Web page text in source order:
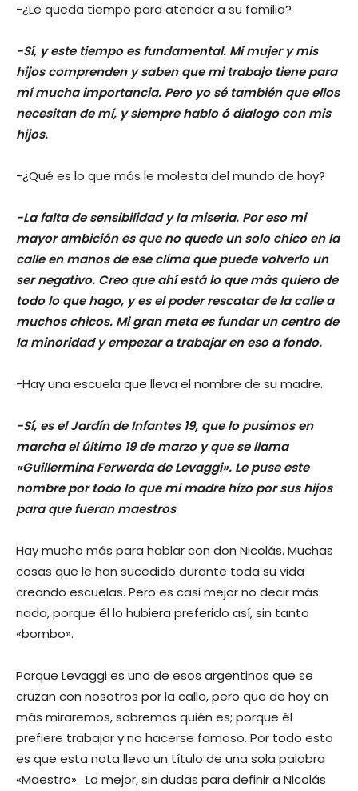
-¿Le queda tiempo para atender a su familia?
-Sí, y este tiempo es fundamental. Mi mujer y mis
hijos comprenden y saben que mi trabajo tiene para
mí mucha importancia. Pero yo sé también que ellos
necesitan de mí, y siempre hablo ó dialogo con mis
hijos.
-¿Qué es lo que más le molesta del mundo de hoy?
-La falta de sensibilidad y la miseria. Por eso mi
mayor ambición es que no quede un solo chico en la
calle en manos de ese clima que puede volverlo un
ser negativo. Creo que ahí está lo que más quiero de
todo lo que hago, y es el poder rescatar de la calle a
muchos chicos. Mi gran meta es fundar un centro de
la minoridad y empezar a trabajar en eso a fondo.
-Hay una escuela que lleva el nombre de su madre.
-Sí, es el Jardín de Infantes 19, que lo pusimos en
marcha el último 19 de marzo y que se llama
«Guillermina Ferwerda de Levaggi». Le puse este
nombre por todo lo que mi madre hizo por sus hijos
para que fueran maestros
Hay mucho más para hablar con don Nicolás. Muchas
cosas que le han sucedido durante toda su vida
creando escuelas. Pero es casi mejor no decir más
nada, porque él lo hubiera preferido así, sin tanto
«bombo».
Porque Levaggi es uno de esos argentinos que se
cruzan con nosotros por la calle, pero que de hoy en
más miraremos, sabremos quién es; porque él
prefiere trabajar y no hacerse famoso. Por todo esto
es que esta nota lleva un título de una sola palabra
«Maestro». La mejor, sin dudas para definir a Nicolás